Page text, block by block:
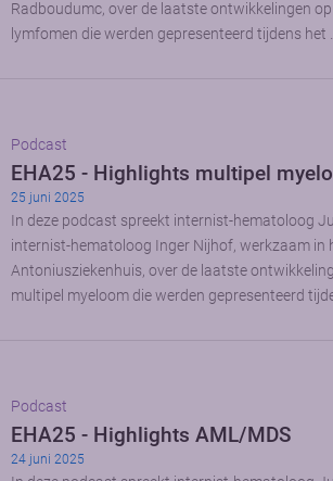
Radboudumc, over de laatste ontwikkelingen
lymfomen die werden gepresenteerd tijdens het
Podcast
EHA25 - Highlights multipel
25 juni 2025
In deze podcast spreekt internist-hematoloog
internist-hematoloog Inger Nijhof, werkzaam in
Antoniusziekenhuis, over de laatste
multipel myeloom die werden gepresenteerd
Podcast
EHA25 - Highlights AML/MDS
24 juni 2025